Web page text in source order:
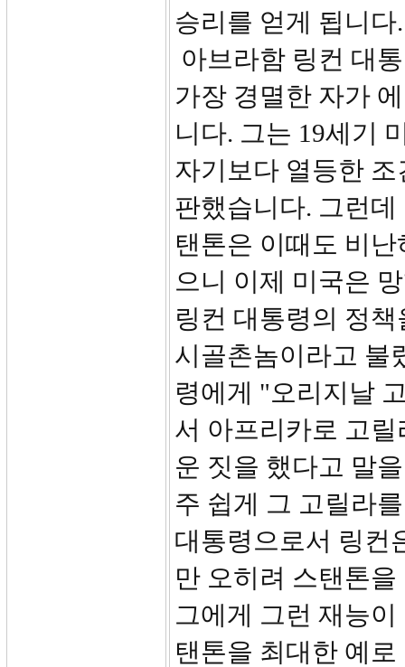
승리를 얻게 됩니다.
아브라함 링컨 대
가장 경멸한 자가
니다. 그는 19세기
자기보다 열등한
판했습니다. 그런
탠톤은 이때도 비
으니 이제 미국은
링컨 대통령의 정
시골촌놈이라고 불
령에게 "오리지날
서 아프리카로 고
운 짓을 했다고 말
주 쉽게 그 고릴라
대통령으로서 링컨
만 오히려 스탠톤
그에게 그런 재능
탠톤을 최대한 예